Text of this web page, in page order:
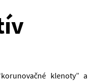
klenoty” a